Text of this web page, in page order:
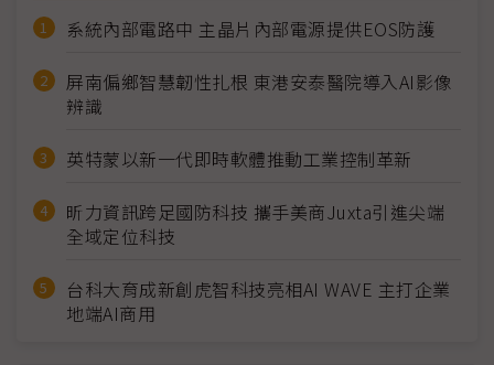
系統內部電路中 主晶片內部電源提供EOS防護
屏南偏鄉智慧韌性扎根 東港安泰醫院導入AI影像
辨識
英特蒙以新一代即時軟體推動工業控制革新
昕力資訊跨足國防科技 攜手美商Juxta引進尖端
全域定位科技
台科大育成新創虎智科技亮相AI WAVE 主打企業
地端AI商用